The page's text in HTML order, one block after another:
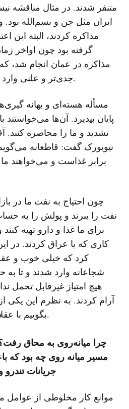
متنفر شدند. در مثال مناقشه
ایران مثل جن و بسم‌الله بود.
مذاکره کردند، البته این
گرفته بود چون اواخر
مذاکره در عمان انجام شد، که
جدی‌تر و علنی وارد شدند و کار خوبی کردند.
مسأله هسته‌ای و بهانه
پایان بپذیرد. آن‌ها می‌خواستند
تشدید و ما را محاصره کنند.
نیویورک گفت: قاطعانه می‌گویم
برابر غذاست و می‌خواهند ما
چون احتیاج به نفت ما در
نفت را ببرند و پولش را به
برای ما غذا و دارو تهیه
کاری که با عراق کردند. در
کرد که خیلی خوب و
شجاعانه وارد شدند و تا
هیچ امتیاز غیرقابل تحمل
آرام کردند. به نظرم این یکی
بگوییم با عقلانیت دنبال کار را گرفتند.
مسیر میانه روی چه بود که
جریانات
موانع کار مخلوطی از عوامل